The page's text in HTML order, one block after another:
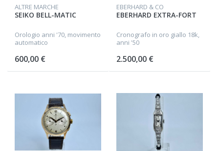
ALTRE MARCHE
SEIKO BELL-MATIC
Orologio anni '70, movimento
automatico
600,00 €
EBERHARD & CO
EBERHARD EXTRA-FORT
Cronografo in oro giallo 18k,
anni '50
2.500,00 €